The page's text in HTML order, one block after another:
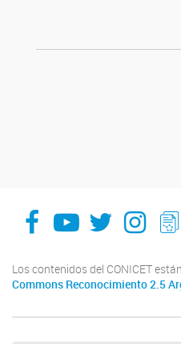
facebook
youtube
TwitterLeChasquier Boletin Digital 70
Los contenidos del CONICET
Commons Reconocimiento 2.5